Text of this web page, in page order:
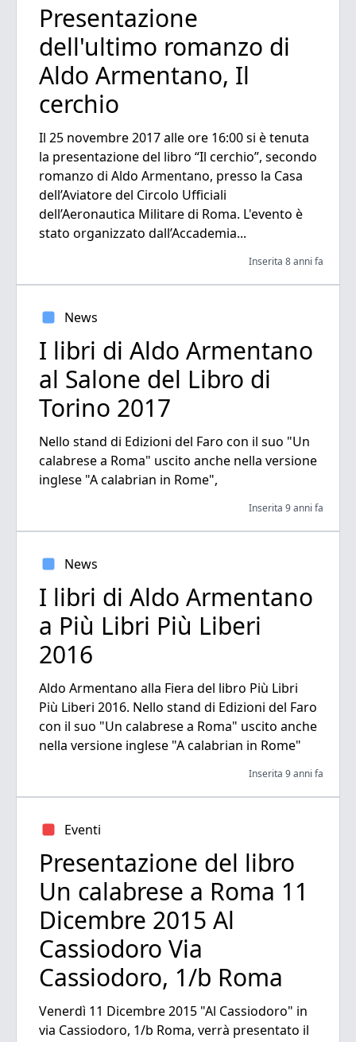
Presentazione
dell'ultimo romanzo di
Aldo Armentano, Il
cerchio
Il 25 novembre 2017 alle ore 16:00 si è tenuta
la presentazione del libro “Il cerchio”, secondo
romanzo di Aldo Armentano, presso la Casa
dell’Aviatore del Circolo Ufficiali
dell’Aeronautica Militare di Roma. L'evento è
stato organizzato dall’Accademia...
Inserita 8 anni fa
News
I libri di Aldo Armentano
al Salone del Libro di
Torino 2017
Nello stand di Edizioni del Faro con il suo "Un
calabrese a Roma" uscito anche nella versione
inglese "A calabrian in Rome",
Inserita 9 anni fa
News
I libri di Aldo Armentano
a Più Libri Più Liberi
2016
Aldo Armentano alla Fiera del libro Più Libri
Più Liberi 2016. Nello stand di Edizioni del Faro
con il suo "Un calabrese a Roma" uscito anche
nella versione inglese "A calabrian in Rome"
Inserita 9 anni fa
Eventi
Presentazione del libro
Un calabrese a Roma 11
Dicembre 2015 Al
Cassiodoro Via
Cassiodoro, 1/b Roma
Venerdì 11 Dicembre 2015 "Al Cassiodoro" in
via Cassiodoro, 1/b Roma, verrà presentato il